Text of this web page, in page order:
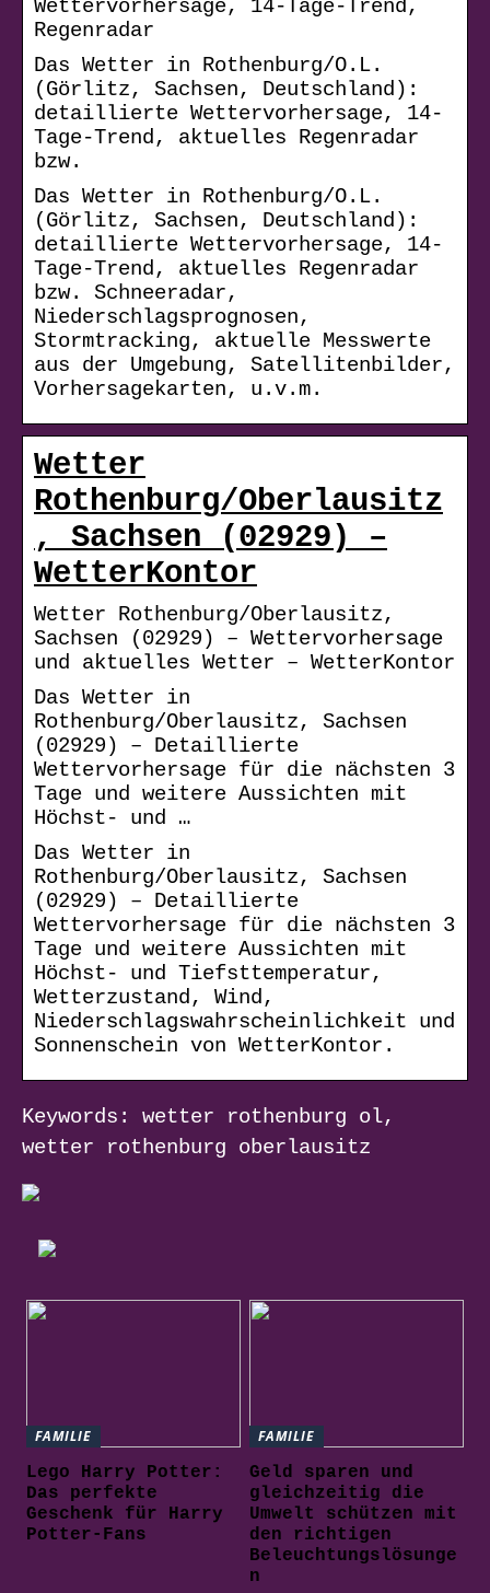
Wettervorhersage, 14-Tage-Trend,
Regenradar
Das Wetter in Rothenburg/O.L.
(Görlitz, Sachsen, Deutschland):
detaillierte Wettervorhersage, 14-
Tage-Trend, aktuelles Regenradar
bzw.
Das Wetter in Rothenburg/O.L.
(Görlitz, Sachsen, Deutschland):
detaillierte Wettervorhersage, 14-
Tage-Trend, aktuelles Regenradar
bzw. Schneeradar,
Niederschlagsprognosen,
Stormtracking, aktuelle Messwerte
aus der Umgebung, Satellitenbilder,
Vorhersagekarten, u.v.m.
Wetter
Rothenburg/Oberlausitz
, Sachsen (02929) –
WetterKontor
Wetter Rothenburg/Oberlausitz,
Sachsen (02929) – Wettervorhersage
und aktuelles Wetter – WetterKontor
Das Wetter in
Rothenburg/Oberlausitz, Sachsen
(02929) – Detaillierte
Wettervorhersage für die nächsten 3
Tage und weitere Aussichten mit
Höchst- und …
Das Wetter in
Rothenburg/Oberlausitz, Sachsen
(02929) – Detaillierte
Wettervorhersage für die nächsten 3
Tage und weitere Aussichten mit
Höchst- und Tiefsttemperatur,
Wetterzustand, Wind,
Niederschlagswahrscheinlichkeit und
Sonnenschein von WetterKontor.
Keywords: wetter rothenburg ol,
wetter rothenburg oberlausitz
FAMILIE
Lego Harry Potter:
Das perfekte
Geschenk für Harry
Potter-Fans
FAMILIE
Geld sparen und
gleichzeitig die
Umwelt schützen mit
den richtigen
Beleuchtungslösunge
n